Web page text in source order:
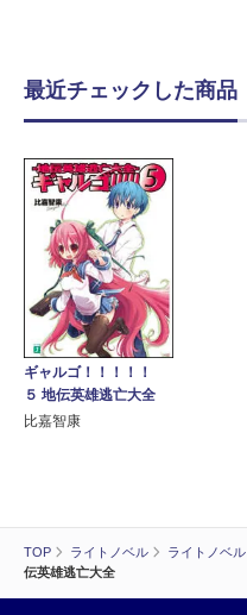
TOP ライトノベル ライトノベル
伝英雄逃亡大全
最近チェックした商品
ギャルゴ！！！！！
５ 地伝英雄逃亡大全
比嘉智康